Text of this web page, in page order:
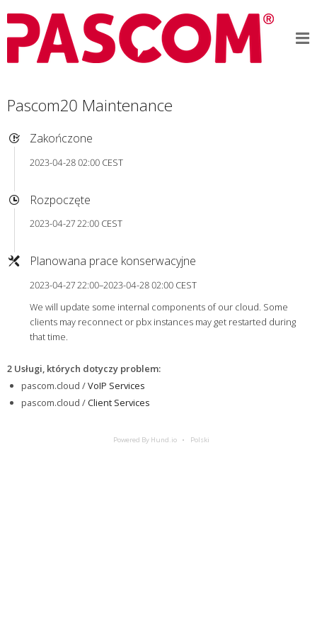
Pascom20 Maintenance
Zakończone
2023-04-28 02:00 CEST
Rozpoczęte
2023-04-27 22:00 CEST
Planowana prace konserwacyjne
2023-04-27 22:00–2023-04-28 02:00 CEST
We will update some internal components of our cloud. Some
clients may reconnect or pbx instances may get restarted during
that time.
2 Usługi, których dotyczy problem:
pascom.cloud /VoIP Services
pascom.cloud /Client Services
Powered By Hund.io Polski